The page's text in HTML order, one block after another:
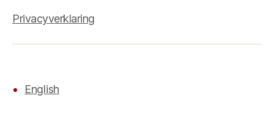
Privacyverklaring
English